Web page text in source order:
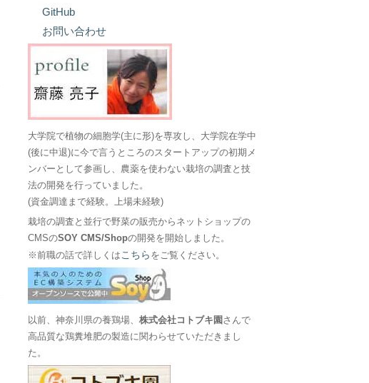
GitHub
お問い合わせ
大学院で植物の細胞学(主に形)を専攻し、大学院在学中
(後に中退)に今で言うところのスタートアップの初期メ
ンバーとして参画し、農薬を使わない栽培の調査と技
法の開発を行っていました。
(資金調達まで経験。上場未経験)
栽培の調査と並行で野菜の販売からネットショップの
CMSのSOY CMS/Shopの開発を開始しました。
※前職の話で詳しくは こちら をご覧ください。
以前、神奈川県の養鶏場、株式会社コトブキ園 さんで
高品質な鶏糞堆肥の製造に関わらせていただきまし
た。